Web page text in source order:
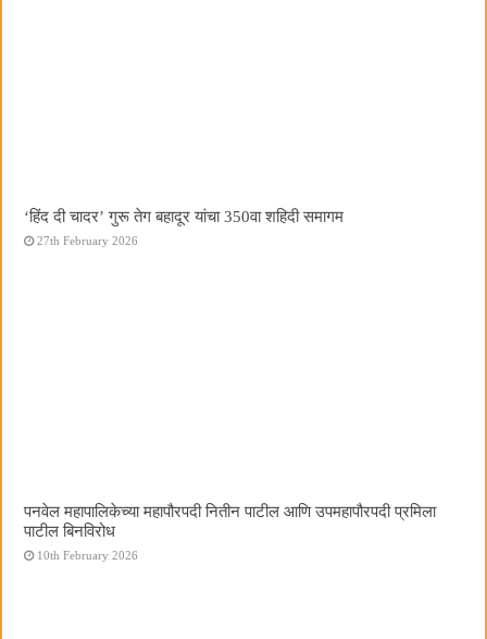
‘हिंद दी चादर’ गुरू तेग बहादूर यांचा 350वा शहिदी समागम
27th February 2026
पनवेल महापालिकेच्या महापौरपदी नितीन पाटील आणि उपमहापौरपदी प्रमिला
पाटील बिनविरोध
10th February 2026